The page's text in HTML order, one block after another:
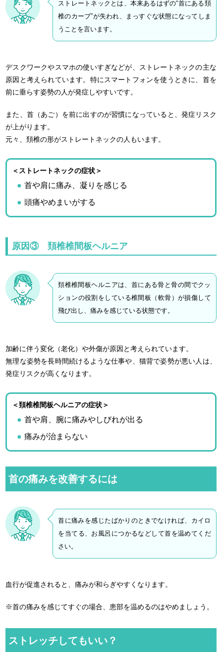
ストレートネックとは、本来あるはずの“首にある頚
椎のカーブ”が失われ、まっすぐな状態になってしま
うことを言います。
デスクワークやスマホの使いすぎなどが、ストレートネックの主な
原因と考えられています。特にスマートフォンを使うときに、首を
前に垂らす姿勢の人が発症しやすいです。
また、首（あご）を前に出すのが習慣になっていると、発症リスク
が上がります。
元々、頚椎の形がストレートネックの人もいます。
＜ストレートネックの症状＞
首や肩に痛み、凝りを感じる
頭痛やめまいがする
原因③ 頚椎椎間板ヘルニア
頚椎椎間板ヘルニアは、首にある骨と骨の間でクッ
ションの役割をしている椎間板（軟骨）が損傷して
飛び出し、痛みを感じている状態です。
加齢に伴う変化（老化）や外傷が原因と考えられています。
無理な姿勢を長時間続けるような仕事や、猫背で姿勢が悪い人は、
発症リスクが高くなります。
＜頚椎椎間板ヘルニアの症状＞
首や肩、腕に痛みやしびれが出る
痛みが治まらない
首の痛みを改善するには
首に痛みを感じたばかりのときでなければ、カイロ
を当てる、お風呂につかるなどして首を温めてくだ
さい。
血行が促進されると、痛みが和らぎやすくなります。
※首の痛みを感じてすぐの場合、患部を温めるのはやめましょう。
ストレッチしてもいい？